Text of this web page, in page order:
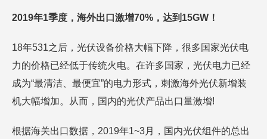
2019年1季度，海外出口激增70%，达到15GW！
18年531之后，光伏设备价格大幅下降，很多国家光伏电
力的价格已经低于传统火电。在许多国家，光伏电力已经
成为“最清洁、最便宜”的电力形式，刺激海外光伏新增装
机大幅增加。从而，国内的光伏产品出口量激增!
根据海关出口数据，2019年1~3月，国内光伏组件的总出